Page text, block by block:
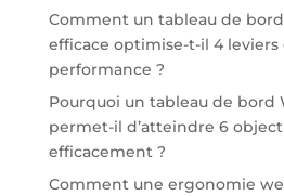
Comment un tableau de
efficace optimise-t-il 4 leviers
performance ?
Pourquoi un tableau de bord
permet-il d’atteindre 6
efficacement ?
Comment une ergonomie